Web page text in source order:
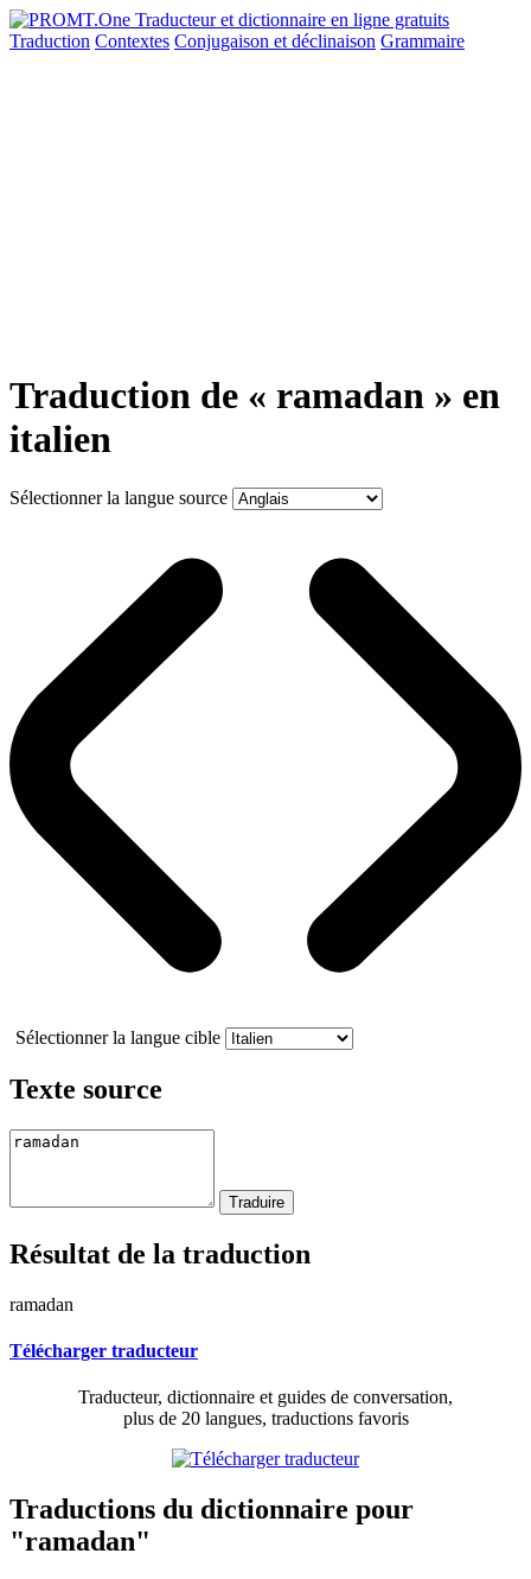
Traduction Contextes Conjugaison et déclinaison Grammaire
Traduction de « ramadan » en
italien
Sélectionner la langue source
Sélectionner la langue cible
Texte source
Résultat de la traduction
ramadan
Télécharger traducteur
Traducteur, dictionnaire et guides de conversation,
plus de 20 langues, traductions favoris
Traductions du dictionnaire pour
"ramadan"